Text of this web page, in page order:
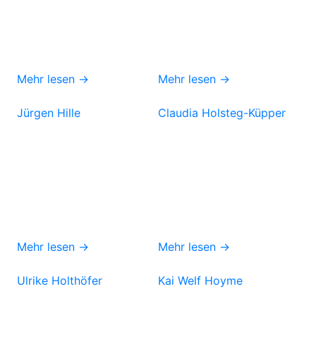
Mehr lesen → Mehr lesen →
Jürgen Hille
Mehr lesen →
Claudia Holsteg-Küpper
Mehr lesen →
Ulrike Holthöfer Kai Welf Hoyme